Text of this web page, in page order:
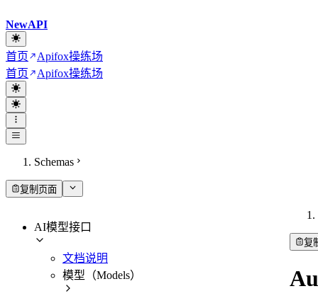
NewAPI
首页
Apifox操练场
首页
Apifox操练场
Schemas
复制页面
AI模型接口
文档说明
模型（Models）
复